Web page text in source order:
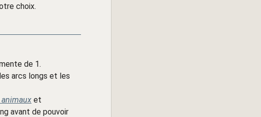
choix.
de 1.
arcs longs et les
et
avant de pouvoir